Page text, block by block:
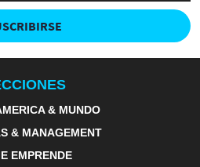
& MUNDO
& MANAGEMENT
EMPRENDE